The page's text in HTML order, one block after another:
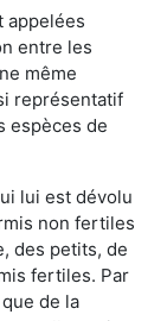
appelées
entre les
même
représentatif
espèces de
lui est dévolu
non fertiles
des petits, de
fertiles. Par
de la